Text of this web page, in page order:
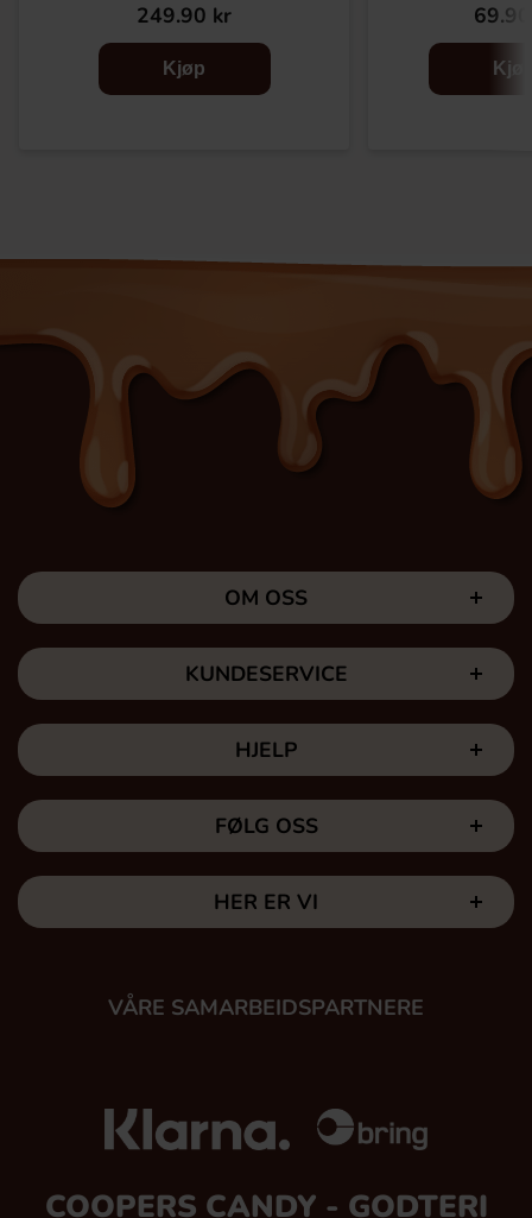
249.90 kr
Kjøp
OM OSS
KUNDESERVICE
HJELP
FØLG OSS
HER ER VI
VÅRE SAMARBEIDSPARTNERE
COOPERS CANDY - GODTERI